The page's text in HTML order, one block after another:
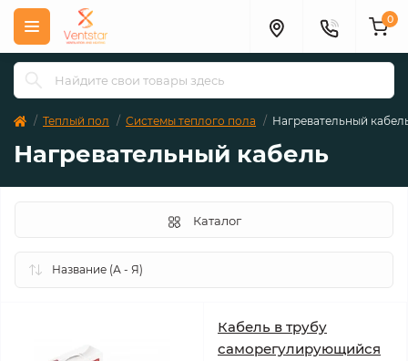
0
Теплый пол Системы теплого пола Нагревательный
Нагревательный кабель
Каталог
Кабель в трубу
саморегулирующийся